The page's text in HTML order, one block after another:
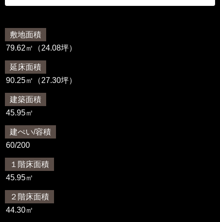
敷地面積
79.62㎡（24.08坪）
延床面積
90.25㎡（27.30坪）
建築面積
45.95㎡
建ぺい/容積
60/200
１階床面積
45.95㎡
２階床面積
44.30㎡